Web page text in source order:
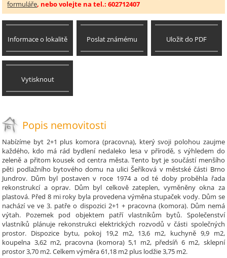
formuláře, nebo volejte na tel.: 602712407
Informace o lokalitě Poslat známému Uložit do PDF
Vytisknout
Popis nemovitosti
Nabízíme byt 2+1 plus komora (pracovna), který svoji polohou zaujme
každého, kdo má rád bydlení nedaleko lesa v přírodě, s výhledem do
zeleně a přitom kousek od centra města. Tento byt je součástí menšího
pěti podlažního bytového domu na ulici Šeříková v městské části Brno
Jundrov. Dům byl postaven v roce 1974 a od té doby proběhla řada
rekonstrukcí a oprav. Dům byl celkově zateplen, vyměněny okna za
plastová. Před 8 mi roky byla provedena výměna stupaček vody. Dům se
nachází ve ve 3. patře o dispozici 2+1 + pracovna (komora). Dům nemá
výtah. Pozemek pod objektem patří vlastníkům bytů. Společenství
vlastníků plánuje rekonstrukci elektrických rozvodů v části společných
prostor. Dispozice bytu, pokoj 19,2 m2, 13,6 m2, kuchyně 9,9 m2,
koupelna 3,62 m2, pracovna (komora) 5,1 m2, předsíň 6 m2, sklepní
prostor 3,70 m2. Celkem výměra 61,18 m2 plus lodžie 3,75 m2.